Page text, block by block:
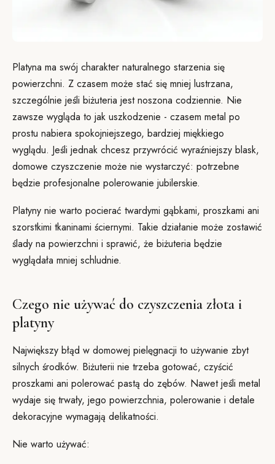
Platyna ma swój charakter naturalnego starzenia się
powierzchni. Z czasem może stać się mniej lustrzana,
szczególnie jeśli biżuteria jest noszona codziennie. Nie
zawsze wygląda to jak uszkodzenie - czasem metal po
prostu nabiera spokojniejszego, bardziej miękkiego
wyglądu. Jeśli jednak chcesz przywrócić wyraźniejszy blask,
domowe czyszczenie może nie wystarczyć: potrzebne
będzie profesjonalne polerowanie jubilerskie.
Platyny nie warto pocierać twardymi gąbkami, proszkami ani
szorstkimi tkaninami ściernymi. Takie działanie może zostawić
ślady na powierzchni i sprawić, że biżuteria będzie
wyglądała mniej schludnie.
Czego nie używać do czyszczenia złota i
platyny
Największy błąd w domowej pielęgnacji to używanie zbyt
silnych środków. Biżuterii nie trzeba gotować, czyścić
proszkami ani polerować pastą do zębów. Nawet jeśli metal
wydaje się trwały, jego powierzchnia, polerowanie i detale
dekoracyjne wymagają delikatności.
Nie warto używać: